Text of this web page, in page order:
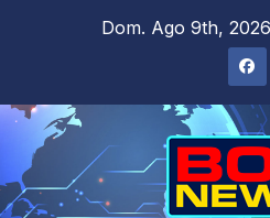
Dom. Ago 9th, 2026